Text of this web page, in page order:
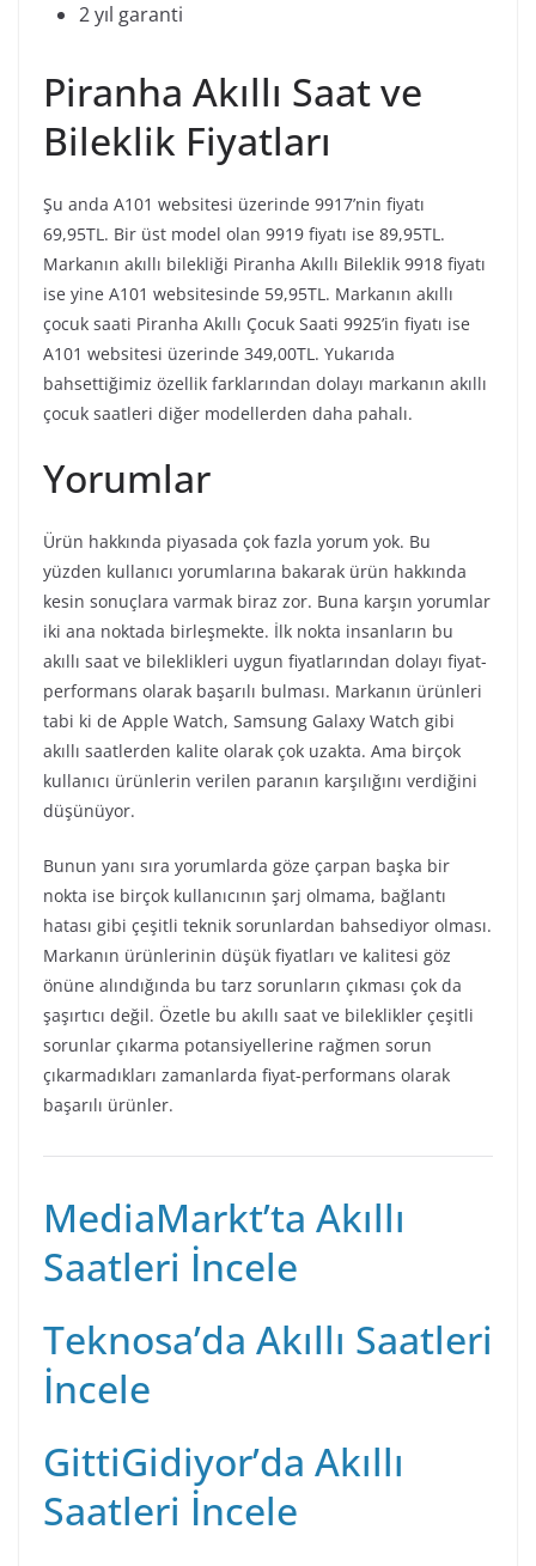
2 yıl garanti
Piranha Akıllı Saat ve
Bileklik Fiyatları
Şu anda A101 websitesi üzerinde 9917’nin fiyatı
69,95TL. Bir üst model olan 9919 fiyatı ise 89,95TL.
Markanın akıllı bilekliği Piranha Akıllı Bileklik 9918 fiyatı
ise yine A101 websitesinde 59,95TL. Markanın akıllı
çocuk saati Piranha Akıllı Çocuk Saati 9925’in fiyatı ise
A101 websitesi üzerinde 349,00TL. Yukarıda
bahsettiğimiz özellik farklarından dolayı markanın akıllı
çocuk saatleri diğer modellerden daha pahalı.
Yorumlar
Ürün hakkında piyasada çok fazla yorum yok. Bu
yüzden kullanıcı yorumlarına bakarak ürün hakkında
kesin sonuçlara varmak biraz zor. Buna karşın yorumlar
iki ana noktada birleşmekte. İlk nokta insanların bu
akıllı saat ve bileklikleri uygun fiyatlarından dolayı fiyat-
performans olarak başarılı bulması. Markanın ürünleri
tabi ki de Apple Watch, Samsung Galaxy Watch gibi
akıllı saatlerden kalite olarak çok uzakta. Ama birçok
kullanıcı ürünlerin verilen paranın karşılığını verdiğini
düşünüyor.
Bunun yanı sıra yorumlarda göze çarpan başka bir
nokta ise birçok kullanıcının şarj olmama, bağlantı
hatası gibi çeşitli teknik sorunlardan bahsediyor olması.
Markanın ürünlerinin düşük fiyatları ve kalitesi göz
önüne alındığında bu tarz sorunların çıkması çok da
şaşırtıcı değil. Özetle bu akıllı saat ve bileklikler çeşitli
sorunlar çıkarma potansiyellerine rağmen sorun
çıkarmadıkları zamanlarda fiyat-performans olarak
başarılı ürünler.
MediaMarkt’ta Akıllı
Saatleri İncele
Teknosa’da Akıllı Saatleri
İncele
GittiGidiyor’da Akıllı
Saatleri İncele